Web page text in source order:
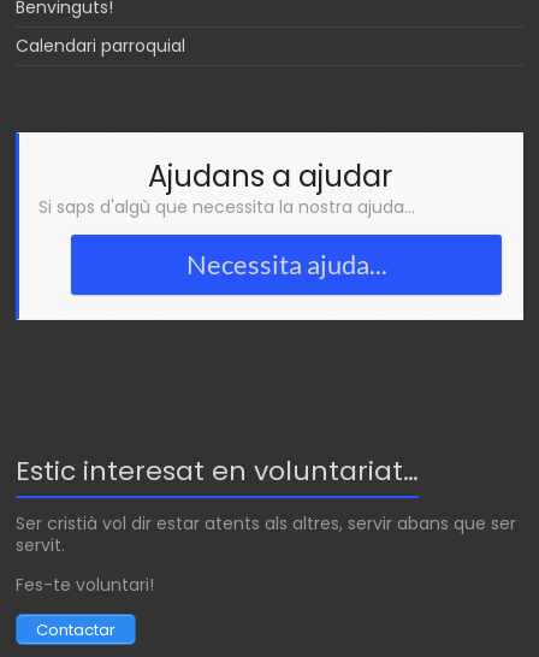
Benvinguts!
Calendari parroquial
Ajudans a ajudar
Si saps d'algù que necessita la nostra ajuda...
Necessita ajuda...
Estic interesat en voluntariat…
Ser cristià vol dir estar atents als altres, servir abans que ser
servit.
Fes-te voluntari!
Contactar